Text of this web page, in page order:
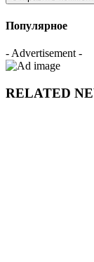
Популярное
- Advertisement -
RELATED